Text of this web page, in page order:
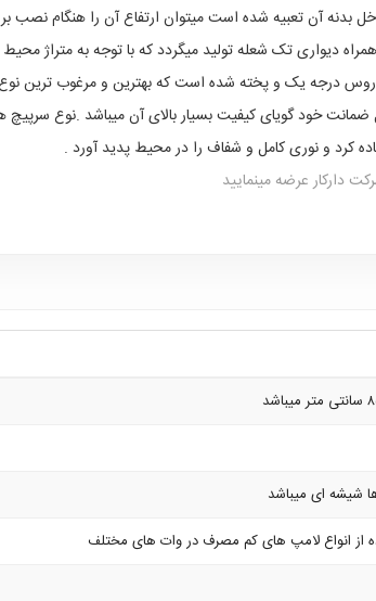
بدنه آن تعبیه شده است میتوان ارتفاع آن را هنگام
یک و پخته شده است که بهترین و مرغوب ترین نوع
رطوبت هوا و حشرات و قارچ های چوب خوار برخوردار بوده و 5 سال ضمانت خود گویای کیفیت
کرد و نوری کامل و شفاف را در محیط پدید آورد .
عرضه مینمایید
شیشه ای میباشد